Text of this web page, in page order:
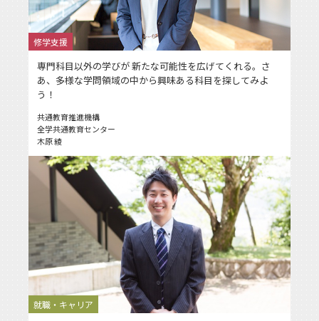
修学支援
専門科目以外の学びが 新たな可能性を広げてくれる。さ
あ、多様な学問領域の中から興味ある科目を探してみよ
う！
共通教育推進機構
全学共通教育センター
木原 綾
就職・キャリア